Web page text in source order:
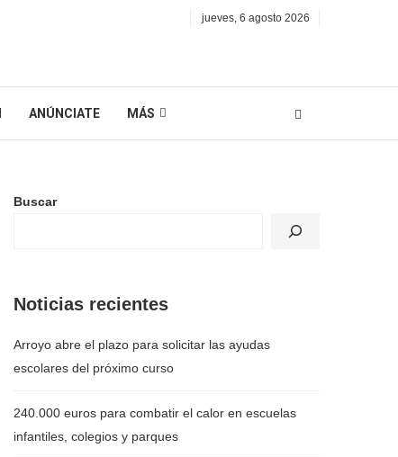
jueves, 6 agosto 2026
ANÚNCIATE MÁS
Buscar
Noticias recientes
Arroyo abre el plazo para solicitar las ayudas
escolares del próximo curso
240.000 euros para combatir el calor en escuelas
infantiles, colegios y parques